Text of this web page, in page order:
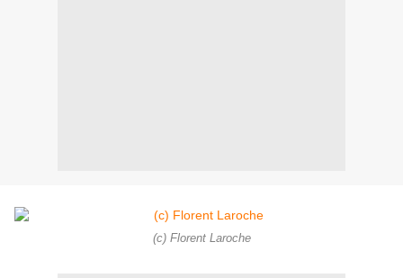
(c) Florent Laroche